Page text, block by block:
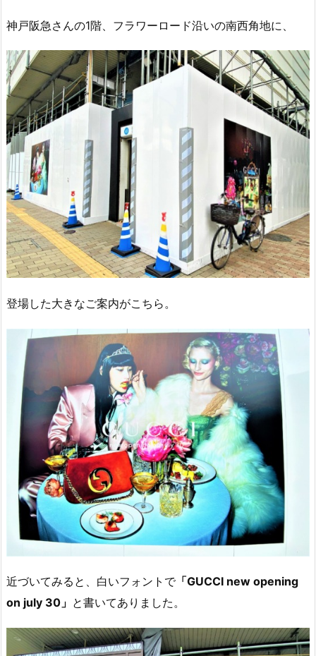
神戸阪急さんの1階、フラワーロード沿いの南西角地に、
登場した大きなご案内がこちら。
近づいてみると、白いフォントで「GUCCI new opening
on july 30」 と書いてありました。